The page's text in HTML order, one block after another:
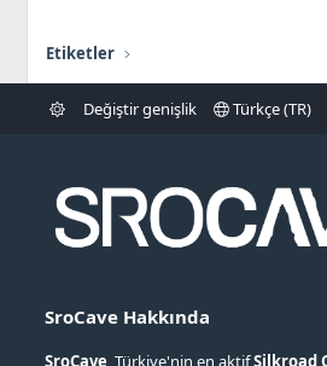
Etiketler
Değiştir genişlik Türkçe (TR)
SroCave Hakkında
SroCave , Türkiye'nin en aktifSilkroad